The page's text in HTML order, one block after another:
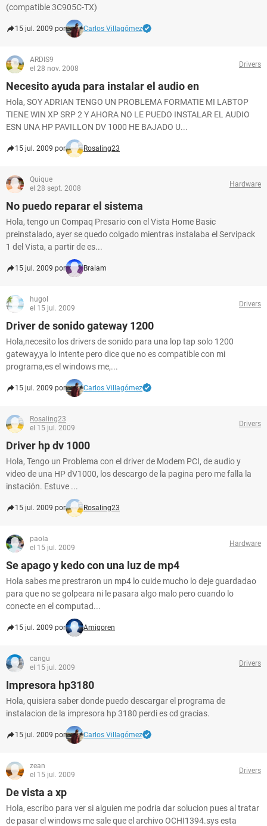
(compatible 3C905C-TX)
15 jul. 2009 por Carlos Villagómez
ARDIS9
el 28 nov. 2008
Drivers
Necesito ayuda para instalar el audio en
Hola, SOY ADRIAN TENGO UN PROBLEMA FORMATIE MI LABTOP
TIENE WIN XP SRP 2 Y AHORA NO LE PUEDO INSTALAR EL AUDIO
ESN UNA HP PAVILLON DV 1000 HE BAJADO U...
15 jul. 2009 por Rosaling23
Quique
el 28 sept. 2008
Hardware
No puedo reparar el sistema
Hola, tengo un Compaq Presario con el Vista Home Basic
preinstalado, ayer se quedo colgado mientras instalaba el Servipack
1 del Vista, a partir de es...
15 jul. 2009 por Braiam
hugol
el 15 jul. 2009
Drivers
Driver de sonido gateway 1200
Hola,necesito los drivers de sonido para una lop tap solo 1200
gateway,ya lo intente pero dice que no es compatible con mi
programa,es el windows me,...
15 jul. 2009 por Carlos Villagómez
Rosaling23
el 15 jul. 2009
Drivers
Driver hp dv 1000
Hola, Tengo un Problema con el driver de Modem PCI, de audio y
video de una HP dV1000, los descargo de la pagina pero me falla la
instación. Estuve ...
15 jul. 2009 por Rosaling23
paola
el 15 jul. 2009
Hardware
Se apago y kedo con una luz de mp4
Hola sabes me prestraron un mp4 lo cuide mucho lo deje guardadao
para que no se golpeara ni le pasara algo malo pero cuando lo
conecte en el computad...
15 jul. 2009 por Amigoren
cangu
el 15 jul. 2009
Drivers
Impresora hp3180
Hola, quisiera saber donde puedo descargar el programa de
instalacion de la impresora hp 3180 perdi es cd gracias.
15 jul. 2009 por Carlos Villagómez
zean
el 15 jul. 2009
Drivers
De vista a xp
Hola, escribo para ver si alguien me podria dar solucion pues al tratar
de pasar el windows me sale que el archivo OCHI1394.sys esta